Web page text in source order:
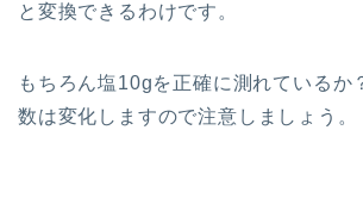
と変換できるわけです。
もちろん塩10gを正確に測れているか
数は変化しますので注意しましょう。